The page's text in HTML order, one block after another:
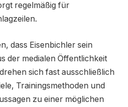
regelmäßig für
dass Eisenbichler sein
der medialen Öffentlichkeit
sich fast ausschließlich
Trainingsmethoden und
zu einer möglichen